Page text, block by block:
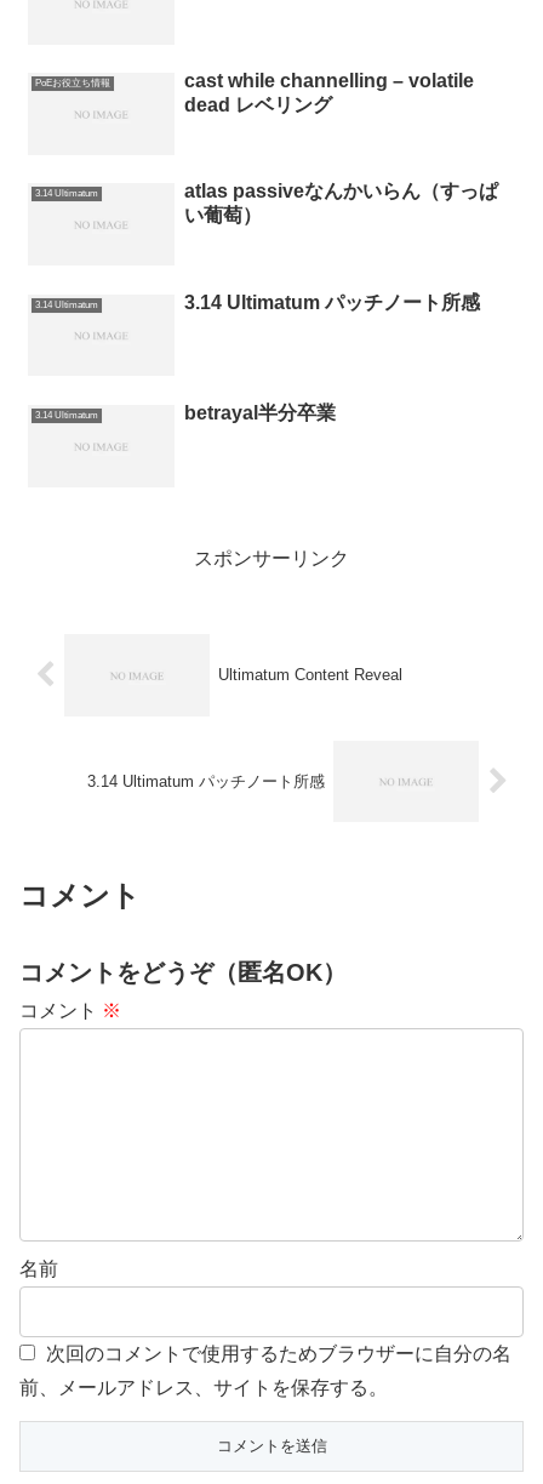
PoEお役立ち情報
cast while channelling – volatile
dead レベリング
3.14 Ultimatum
atlas passiveなんかいらん（すっぱ
い葡萄）
3.14 Ultimatum 3.14 Ultimatum パッチノート所感
3.14 Ultimatum betrayal半分卒業
スポンサーリンク
Ultimatum Content Reveal
3.14 Ultimatum パッチノート所感
コメント
コメントをどうぞ（匿名OK）
コメント ※
名前
次回のコメントで使用するためブラウザーに自分の名
前、メールアドレス、サイトを保存する。